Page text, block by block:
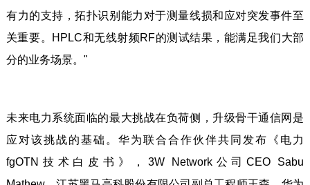
有力的支持，拓扑识别能力对于测量线损和应对突发事件至
关重要。HPLC和无线射频RF的测试结果，能满足我们大部
分的业务场景。"
未来电力系统面临的最大挑战在负荷侧，升级骨干通信网是
应对该挑战的基础。华为联合合作伙伴共同发布《电力
fgOTN技术白皮书》，3W Network公司CEO Sabu